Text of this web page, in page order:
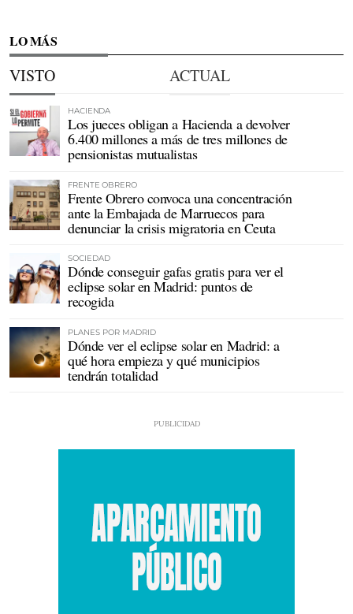
LO MÁS
VISTO ACTUAL
HACIENDA
Los jueces obligan a Hacienda a devolver
6.400 millones a más de tres millones de
pensionistas mutualistas
FRENTE OBRERO
Frente Obrero convoca una concentración
ante la Embajada de Marruecos para
denunciar la crisis migratoria en Ceuta
SOCIEDAD
Dónde conseguir gafas gratis para ver el
eclipse solar en Madrid: puntos de
recogida
PLANES POR MADRID
Dónde ver el eclipse solar en Madrid: a
qué hora empieza y qué municipios
tendrán totalidad